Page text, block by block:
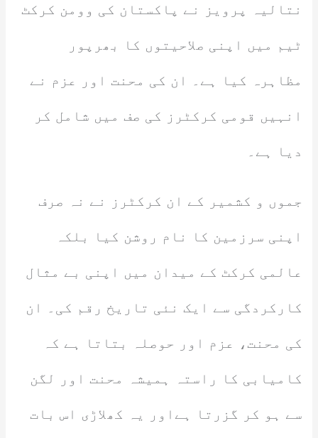
نتالیہ پرویز نے پاکستان کی وومن کرکٹ
ٹیم میں اپنی صلاحیتوں کا بھرپور
مظاہرہ کیا ہے۔ ان کی محنت اور عزم نے
انہیں قومی کرکٹرز کی صف میں شامل کر
دیا ہے۔
جموں و کشمیر کے ان کرکٹرز نے نہ صرف
اپنی سرزمین کا نام روشن کیا بلکہ
عالمی کرکٹ کے میدان میں اپنی بے مثال
کارکردگی سے ایک نئی تاریخ رقم کی۔ ان
کی محنت، عزم اور حوصلہ بتاتا ہے کہ
کامیابی کا راستہ ہمیشہ محنت اور لگن
سے ہو کر گزرتا ہےاور یہ کھلاڑی اس بات